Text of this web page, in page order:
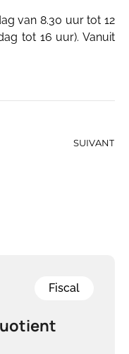
van 8.30 uur tot 12
tot 16 uur). Vanuit
SUIVANT
Fiscal